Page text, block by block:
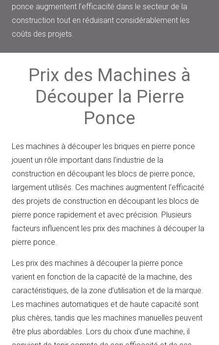
ponce augmentent l’efficacité dans le secteur de la
construction tout en réduisant considérablement les
coûts des projets.
Prix des Machines à
Découper la Pierre
Ponce
Les machines à découper les briques en pierre ponce
jouent un rôle important dans l’industrie de la
construction en découpant les blocs de pierre ponce,
largement utilisés. Ces machines augmentent l’efficacité
des projets de construction en découpant les blocs de
pierre ponce rapidement et avec précision. Plusieurs
facteurs influencent les prix des machines à découper la
pierre ponce.
Les prix des machines à découper la pierre ponce
varient en fonction de la capacité de la machine, des
caractéristiques, de la zone d’utilisation et de la marque.
Les machines automatiques et de haute capacité sont
plus chères, tandis que les machines manuelles peuvent
être plus abordables. Lors du choix d’une machine, il